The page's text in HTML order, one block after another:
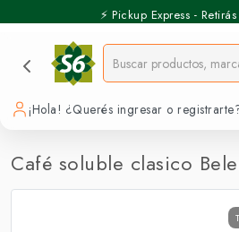
⚡️ Pickup Express -
¡Hola! ¿Querés ingresar o
Café soluble clasico